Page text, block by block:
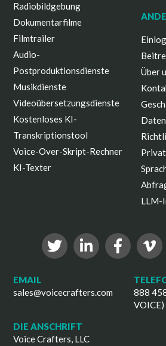
Radiobildgebung
Dokumentarfilme
Filmtrailer
Audio-
Postproduktionsdienste
Musikdienste
Videoübersetzungsdienste
Kostenloses KI-
Transkriptionstool
Voice-Over-Skript-Rechner
KI-Texter
Über
LLM-
EMAIL
sales@voicecrafters.com
888
VOICE)
DIE ANSCHRIFT
Voice Crafters, LLC